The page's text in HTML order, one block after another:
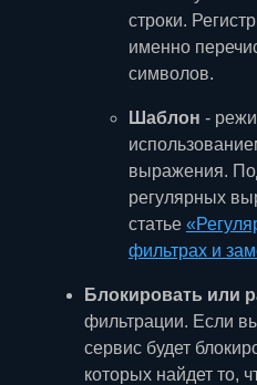
строки.
именно
символов.
Шаблон -
выражения.
регулярных
статье
фильтрах и
Блокировать или
фильтрации. Если
сервис будет
которых найдет то,